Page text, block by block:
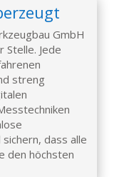
GmbH
Jede
streng
dass alle
den höchsten